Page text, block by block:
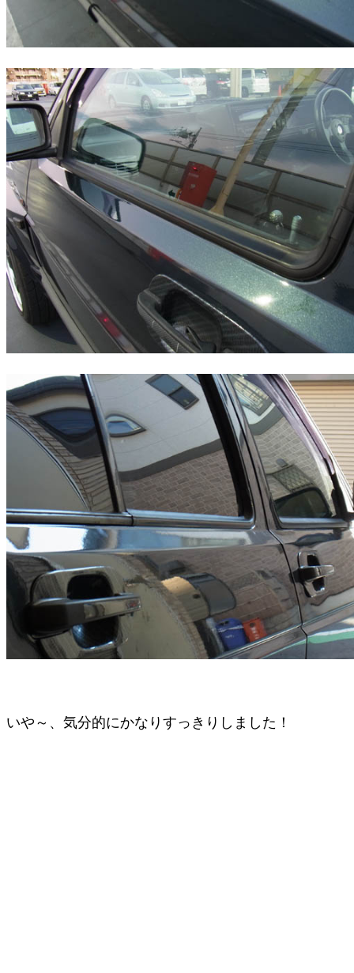
いや～、気分的にかなりすっきりしました！